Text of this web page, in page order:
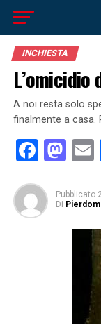
INCHIESTA
A noi resta solo
finalmente a casa.
Pubblicato
Di